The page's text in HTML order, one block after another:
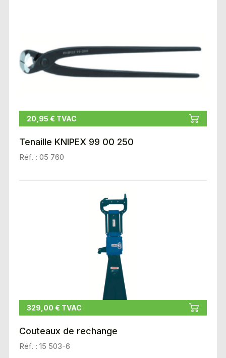
20,95 € TVAC
Tenaille KNIPEX 99 00 250
Réf. : 05 760
329,00 € TVAC
Couteaux de rechange
Réf. : 15 503-6